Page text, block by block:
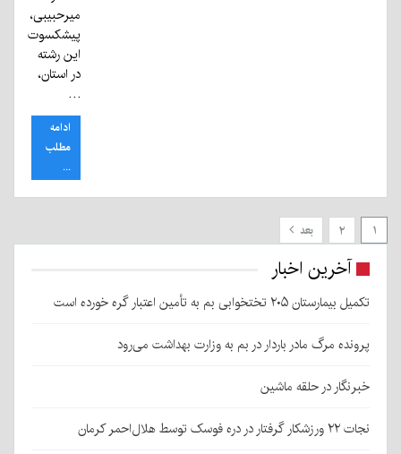
میرحبیبی،
پیشکسوت
این رشته
در استان،
…
ادامه
مطلب
...
۱ ۲ بعد
آخرین اخبار
تکمیل بیمارستان ۲۰۵ تختخوابی بم به تأمین اعتبار گره خورده است
پرونده مرگ مادر باردار در بم به وزارت بهداشت می‌رود
خبرنگار در حلقه ماشین
نجات ۲۲ ورزشکار گرفتار در دره فوسک توسط هلال‌احمر کرمان